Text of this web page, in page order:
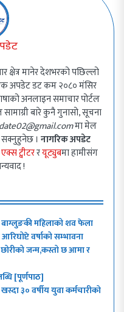
क्षेत्र मानेर देशभरको पछिल्लो
अपडेट डट कम २०८० मंसिर
अनलाइन समाचार पोर्टल
बारे कुनै गुनासो, सूचना
मा मेल
सक्नुहुनेछ । नागरिक अपडेट
एक्स ट्वीटररयूट्युबमा हामीसंग
!
बाग्लुङकी महिलाको शव फेला
वर्षाको सम्भावना
जन्म,कस्तो छ आमा र
[पूर्णपाठ]
३० वर्षीय युवा कर्मचारीको